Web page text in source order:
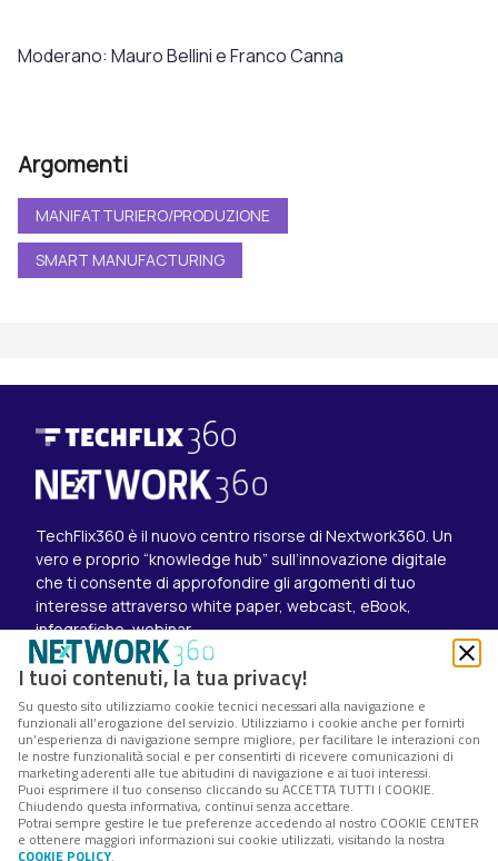
Moderano: Mauro Bellini e Franco Canna
Argomenti
MANIFATTURIERO/PRODUZIONE
SMART MANUFACTURING
TechFlix360 è il nuovo centro risorse di Nextwork360. Un
vero e proprio “knowledge hub” sull’innovazione digitale
che ti consente di approfondire gli argomenti di tuo
interesse attraverso white paper, webcast, eBook,
infografiche, webinar.
Esplora i contenuti
Canali
White paper
Eventi on demand
Eventi futuri
Seguici su
Twitter
LinkedIn
Instagram
I tuoi contenuti, la tua privacy!
Su questo sito utilizziamo cookie tecnici necessari alla navigazione e
funzionali all’erogazione del servizio. Utilizziamo i cookie anche per fornirti
un’esperienza di navigazione sempre migliore, per facilitare le interazioni con
le nostre funzionalità social e per consentirti di ricevere comunicazioni di
marketing aderenti alle tue abitudini di navigazione e ai tuoi interessi.
Puoi esprimere il tuo consenso cliccando su ACCETTA TUTTI I COOKIE.
Chiudendo questa informativa, continui senza accettare.
Potrai sempre gestire le tue preferenze accedendo al nostro COOKIE CENTER
e ottenere maggiori informazioni sui cookie utilizzati, visitando la nostra
COOKIE POLICY.